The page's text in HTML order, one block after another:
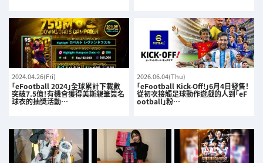
2024.04.26(Fri)
「eFootball 2024」全球累計下載數
突破7.5億！有機會獲得美斯親筆簽名
球衣的抽獎活動…
2026.06.04(Thu)
「eFootball Kick-Off!」6月4日發售！
從初次接觸足球動作遊戲的人到「eF
ootball」粉…